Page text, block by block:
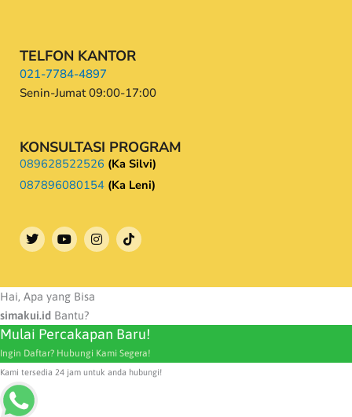
TELFON KANTOR
021-7784-4897
Senin-Jumat 09:00-17:00
KONSULTASI PROGRAM
089628522526 (Ka Silvi)
087896080154 (Ka Leni)
T
w
e
r
Y
o
b
e
I
n
m
Hai, Apa yang Bisa
simakui.id Bantu?
Mulai Percakapan Baru!
Ingin Daftar? Hubungi Kami Segera!
Kami tersedia 24 jam untuk anda hubungi!